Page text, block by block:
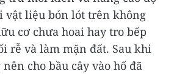
vật liệu bón lót trên không
cơ chưa hoai hay tro bếp
rễ và làm mặn đất. Sau khi
cho bầu cây vào hố đã